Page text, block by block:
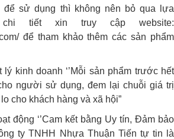
để sử dụng thì không nên bỏ qua lựa
tiết xin truy cập website:
để tham khảo thêm các sản phẩm
kinh doanh ‘’Mỗi sản phẩm trước hết
người sử dụng, đem lại chuỗi giá trị
cho khách hàng và xã hội”
động ‘’Cam kết bằng Uy tín, Đảm bảo
ty TNHH Nhựa Thuận Tiến tự tin là